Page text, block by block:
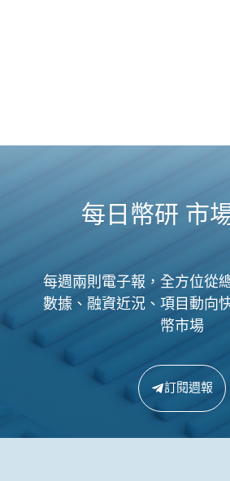
每日幣研 市
每週兩則電子報，全方位從
數據、融資近況、項目動向
幣市場
訂閱週報